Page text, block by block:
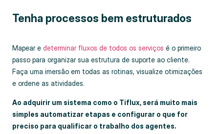
Tenha processos bem estruturados
Mapear e determinar fluxos de todos os serviços é o primeiro
passo para organizar sua estrutura de suporte ao cliente.
Faça uma imersão em todas as rotinas, visualize otimizações
e ordene as atividades.
Ao adquirir um sistema como o Tiflux, será muito mais
simples automatizar etapas e configurar o que for
preciso para qualificar o trabalho dos agentes.